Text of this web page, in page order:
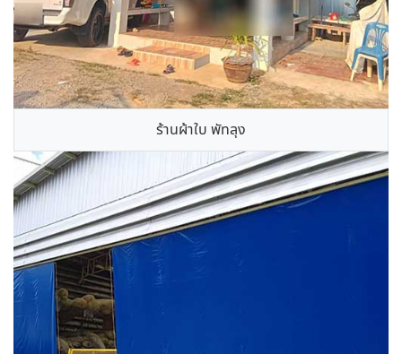
ร้านผ้าใบ พัทลุง